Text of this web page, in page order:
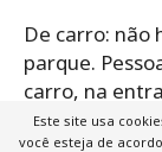
De carro: não
parque.
carro, na
há vagas
Este site usa
você esteja de